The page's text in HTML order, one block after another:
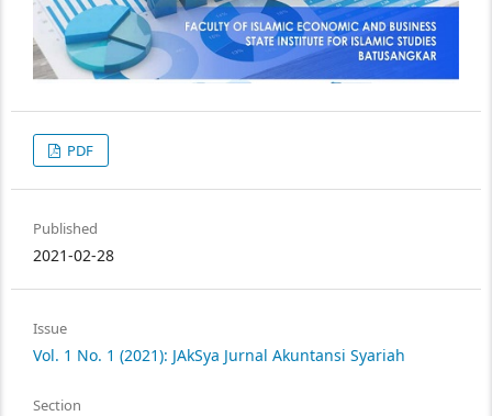
PDF
Published
2021-02-28
Issue
Vol. 1 No. 1 (2021): JAkSya Jurnal Akuntansi Syariah
Section